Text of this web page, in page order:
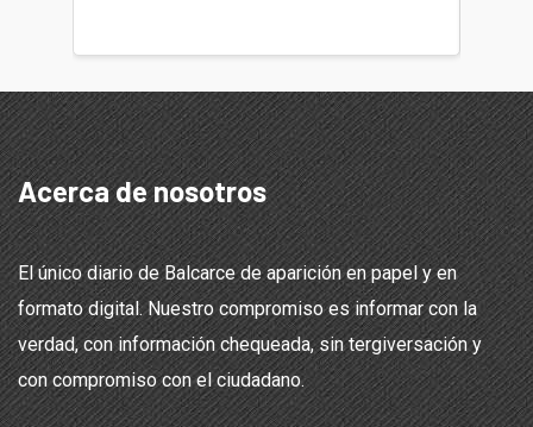
Acerca de nosotros
El único diario de Balcarce de aparición en papel y en
formato digital. Nuestro compromiso es informar con la
verdad, con información chequeada, sin tergiversación y
con compromiso con el ciudadano.